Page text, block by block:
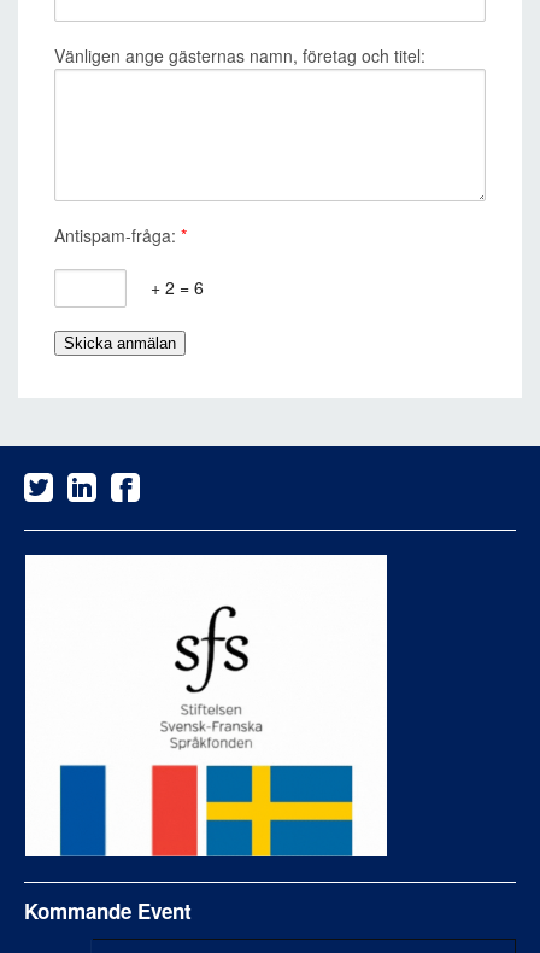
Vänligen ange gästernas namn, företag och titel:
Antispam-fråga: *
+ 2 = 6
Kommande Event